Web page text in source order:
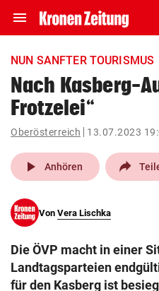
menu Navigation
ein-/ausklappen
account_circle Anmelden
pin_drop
Wien
search
Suchbegriff
eingeben
NUN SANFTER TOURISMUS
Nach Kasberg-
Frotzelei“
Oberösterreich 13.07.2023
play_arrow Anhören
Von Vera Lischka
Die ÖVP macht in einer
Landtagsparteien
für den Kasberg ist